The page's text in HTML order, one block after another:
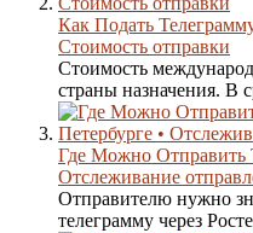
Как Подать
Стоимость отправки
Стоимость
страны назначения. В
Где Можно Отправить
Отслеживание
Отправителю нужно
телеграмму через